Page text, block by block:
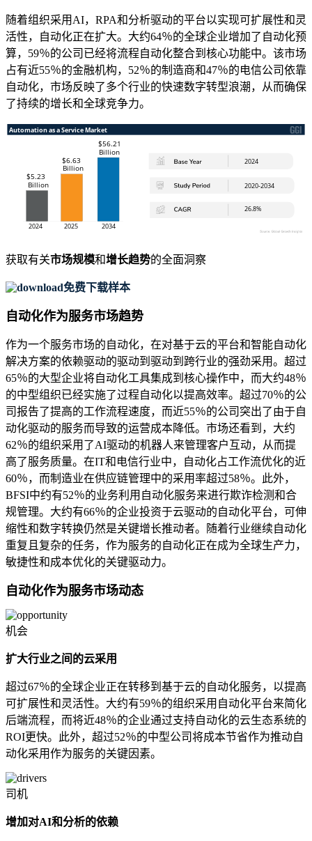
随着组织采用AI，RPA和分析驱动的平台以实现可扩展性和灵
活性，自动化正在扩大。大约64％的全球企业增加了自动化预
算，59％的公司已经将流程自动化整合到核心功能中。该市场
占有近55％的金融机构，52％的制造商和47％的电信公司依靠
自动化，市场反映了多个行业的快速数​​字转型浪潮，从而确保
了持续的增长和全球竞争力。
获取有关市场规模和增长趋势的全面洞察
免费下载样本
自动化作为服务市场趋势
作为一个服务市场的自动化，在对基于云的平台和智能自动化
解决方案的依赖驱动的驱动到驱动到跨行业的强劲采用。超过
65％的大型企业将自动化工具集成到核心操作中，而大约48％
的中型组织已经实施了过程自动化以提高效率。超过70％的公
司报告了提高的工作流程速度，而近55％的公司突出了由于自
动化驱动的服务而导致的运营成本降低。市场还看到，大约
62％的组织采用了AI驱动的机器人来管理客户互动，从而提
高了服务质量。在IT和电信行业中，自动化占工作流优化的近
60％，而制造业在供应链管理中的采用率超过58％。此外，
BFSI中约有52％的业务利用自动化服务来进行欺诈检测和合
规管理。大约有66％的企业投资于云驱动的自动化平台，可伸
缩性和数字转换仍然是关键增长推动者。随着行业继续自动化
重复且复杂的任务，作为服务的自动化正在成为全球生产力，
敏捷性和成本优化的关键驱动力。
自动化作为服务市场动态
机会
扩大行业之间的云采用
超过67％的全球企业正在转移到基于云的自动化服务，以提高
可扩展性和灵活性。大约有59％的组织采用自动化平台来简化
后端流程，而将近48％的企业通过支持自动化的云生态系统的
ROI更快。此外，超过52％的中型公司将成本节省作为推动自
动化采用作为服务的关键因素。
司机
增加对AI和分析的依赖